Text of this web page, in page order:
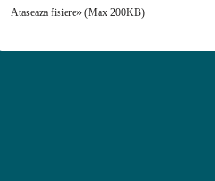
Ataseaza fisiere» (Max 200KB)